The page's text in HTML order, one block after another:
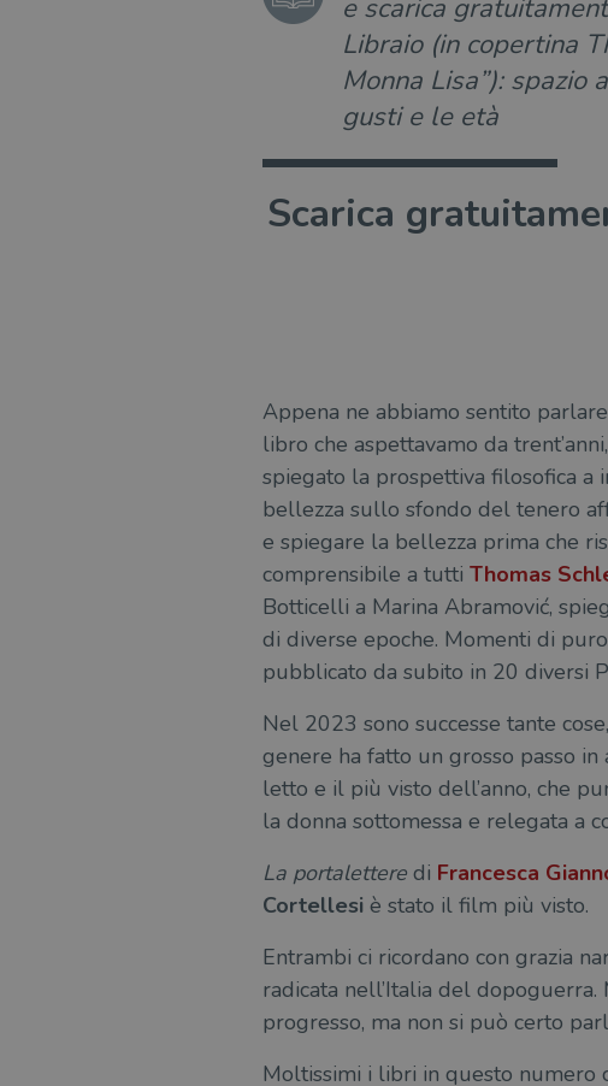
e scarica
Libraio (in copertina
Monna Lisa”):
gusti e le età
Scarica
Appena ne abbiamo sentito
libro che aspettavamo da
spiegato la prospettiva filosofica a
bellezza sullo sfondo del tenero
e spiegare la bellezza prima che
comprensibile a tutti Thomas
Botticelli a Marina Abramović,
di diverse epoche. Momenti di
pubblicato da subito in 20 diversi
Nel 2023 sono successe tante
genere ha fatto un grosso passo
letto e il più visto dell’anno, che
la donna sottomessa e relegata a
La portaletteredi Francesca
Cortellesiè stato il film più visto.
Entrambi ci ricordano con grazia
radicata nell’Italia del
progresso, ma non si può certo
Moltissimi i libri in questo numero